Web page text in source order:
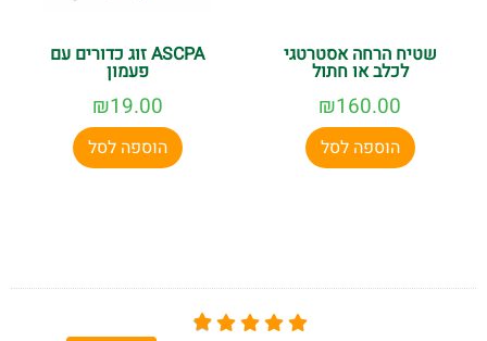
שטיח הרחה אסטרטגי
לכלב או חתול
₪160.00
הוספה לסל
ASCPA זוג כדורים עם
פעמון
₪19.00
הוספה לסל